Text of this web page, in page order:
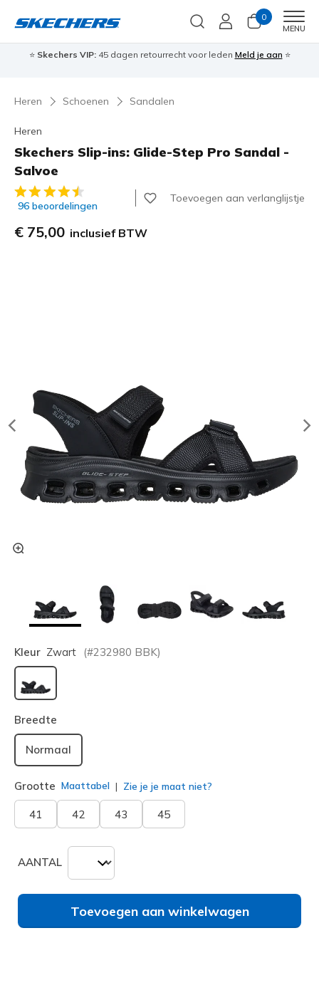
0
MENU
⭐ Skechers VIP:45 dagen retourrecht voor leden Meld je aan ⭐
Heren Schoenen Sandalen
Heren
Skechers Slip-ins: Glide-Step Pro Sandal -
Salvoe
5 van de 5 klantbeoordelingen
96 beoordelingen
Toevoegen aan verlanglijstje
€ 75,00 inclusief BTW
Kleur Zwart (#232980 BBK)
geselecteerd
Breedte
Normaal
Grootte Maattabel Zie je je maat niet?
41 42 43 45
AANTAL
Toevoegen aan winkelwagen